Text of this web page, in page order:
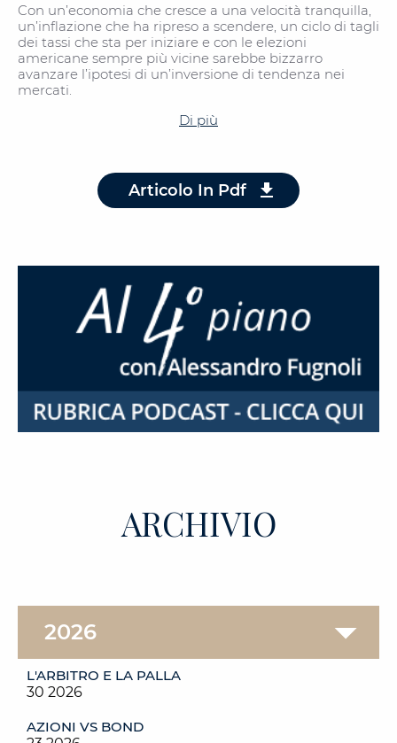
Con un’economia che cresce a una velocità tranquilla,
un’inflazione che ha ripreso a scendere, un ciclo di tagli
dei tassi che sta per iniziare e con le elezioni
americane sempre più vicine sarebbe bizzarro
avanzare l’ipotesi di un’inversione di tendenza nei
mercati.
Di più
Articolo In Pdf
ARCHIVIO
L'ARBITRO E LA PALLA
30 2026
AZIONI VS BOND